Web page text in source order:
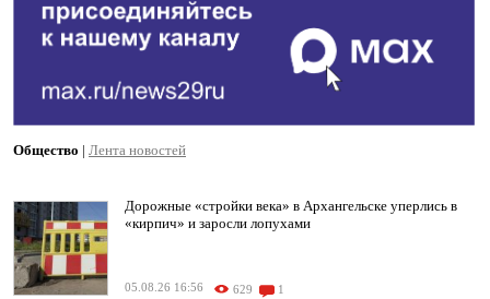
Общество | Лента новостей
Дорожные «стройки века» в Архангельске уперлись в
«кирпич» и заросли лопухами
05.08.26 16:56 629 1